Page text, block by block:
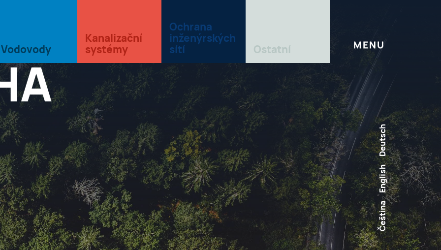
Vodovody
Kanalizační
systémy
Ochrana
inženýrských
sítí
Ostatní MENU
Čeština
English
Deutsch